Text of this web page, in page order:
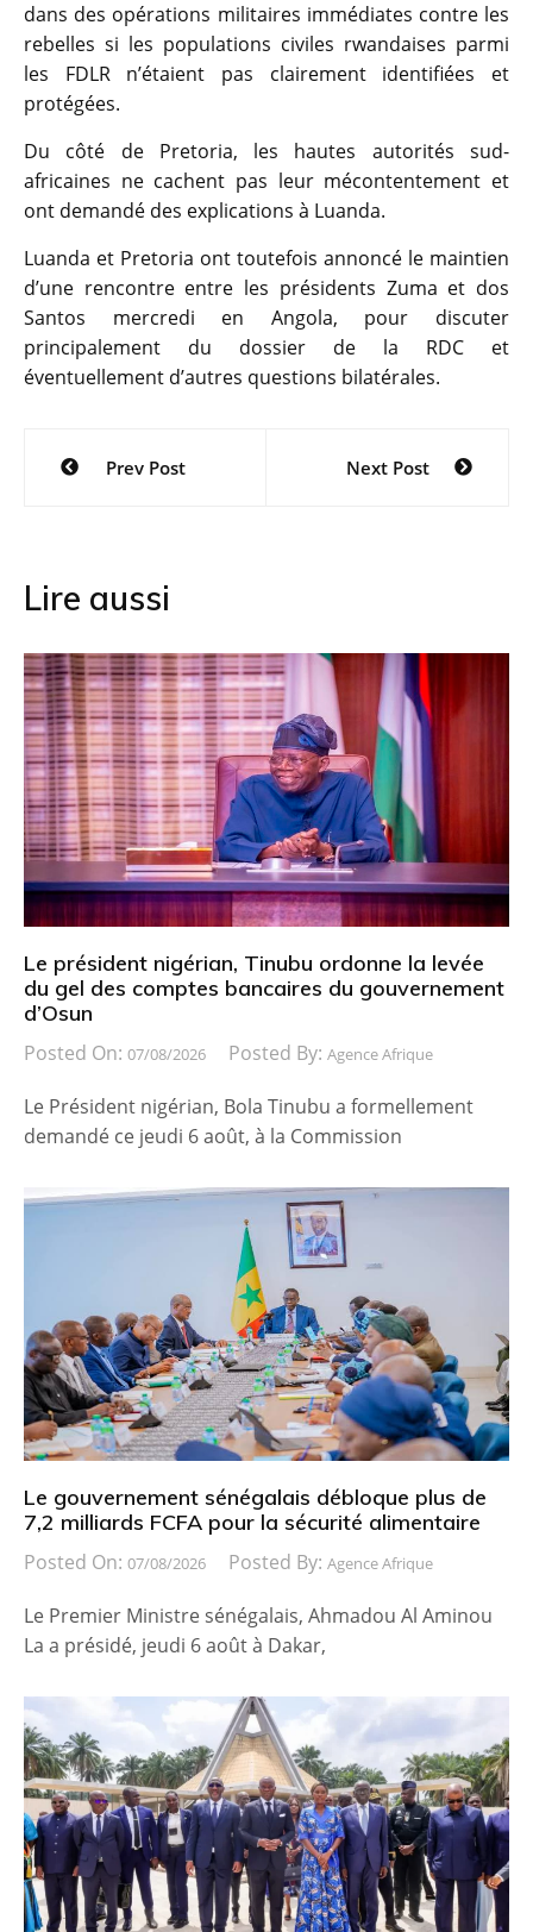
dans des opérations militaires immédiates contre les
rebelles si les populations civiles rwandaises parmi
les FDLR n’étaient pas clairement identifiées et
protégées.
Du côté de Pretoria, les hautes autorités sud-
africaines ne cachent pas leur mécontentement et
ont demandé des explications à Luanda.
Luanda et Pretoria ont toutefois annoncé le maintien
d’une rencontre entre les présidents Zuma et dos
Santos mercredi en Angola, pour discuter
principalement du dossier de la RDC et
éventuellement d’autres questions bilatérales.
Navigation
Prev Post Next Post
Lire aussi
Le président nigérian, Tinubu ordonne la levée
du gel des comptes bancaires du gouvernement
d’Osun
Posted On: 07/08/2026 Posted By: Agence Afrique
Le Président nigérian, Bola Tinubu a formellement
demandé ce jeudi 6 août, à la Commission
Le gouvernement sénégalais débloque plus de
7,2 milliards FCFA pour la sécurité alimentaire
Posted On: 07/08/2026 Posted By: Agence Afrique
Le Premier Ministre sénégalais, Ahmadou Al Aminou
La a présidé, jeudi 6 août à Dakar,